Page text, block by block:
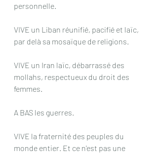
personnelle.
VIVE un Liban réunifié, pacifié et laïc,
par delà sa mosaïque de religions.
VIVE un Iran laïc, débarrassé des
mollahs, respectueux du droit des
femmes.
A BAS les guerres.
VIVE la fraternité des peuples du
monde entier. Et ce n'est pas une